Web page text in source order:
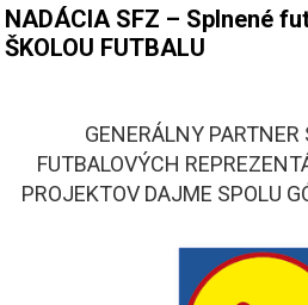
NADÁCIA SFZ – Splnené
ŠKOLOU FUTBALU
GENERÁLNY PARTNER
FUTBALOVÝCH
PROJEKTOV DAJME SPOLU